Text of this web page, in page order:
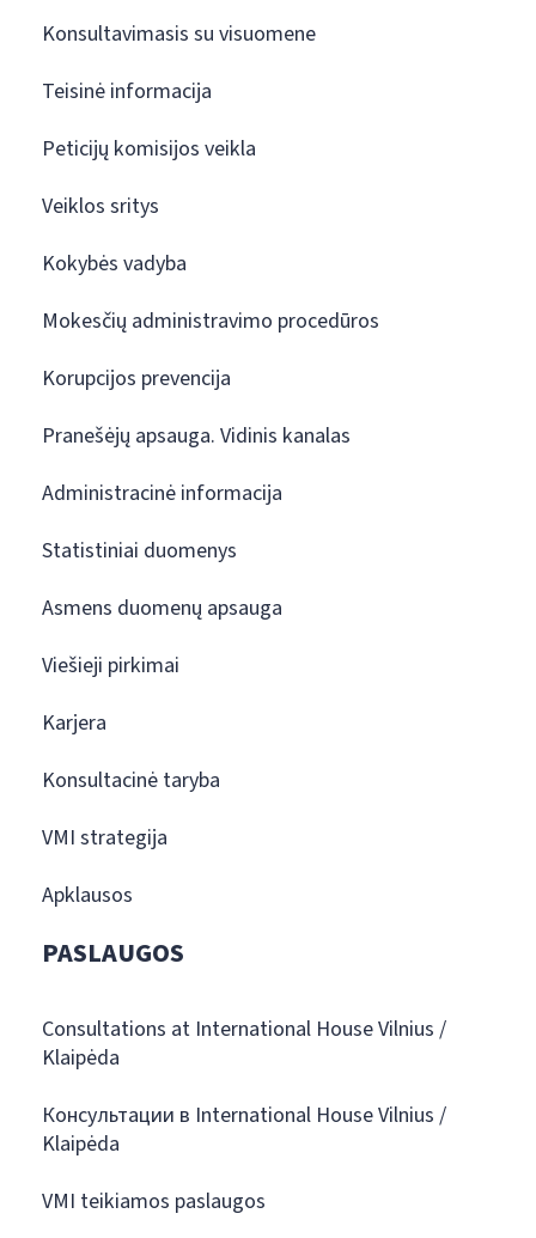
Konsultavimasis su visuomene
Teisinė informacija
Peticijų komisijos veikla
Veiklos sritys
Kokybės vadyba
Mokesčių administravimo procedūros
Korupcijos prevencija
Pranešėjų apsauga. Vidinis kanalas
Administracinė informacija
Statistiniai duomenys
Asmens duomenų apsauga
Viešieji pirkimai
Karjera
Konsultacinė taryba
VMI strategija
Apklausos
PASLAUGOS
Consultations at International House Vilnius /
Klaipėda
Консультации в International House Vilnius /
Klaipėda
VMI teikiamos paslaugos